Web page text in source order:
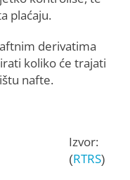
plaćaju.
derivatima
koliko će trajati
nafte.
Izvor:
(RTRS)